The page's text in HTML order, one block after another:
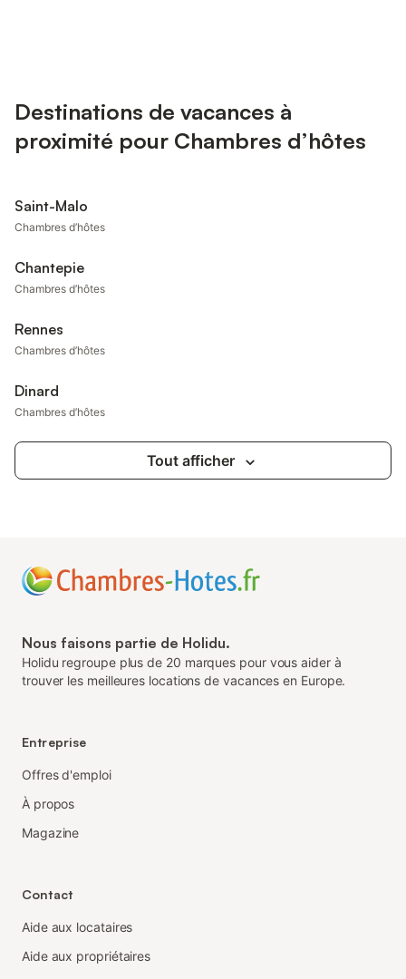
Destinations de vacances à
proximité pour Chambres d’hôtes
Saint-Malo
Chambres d’hôtes
Chantepie
Chambres d’hôtes
Rennes
Chambres d’hôtes
Dinard
Chambres d’hôtes
Tout afficher
Nous faisons partie de Holidu.
Holidu regroupe plus de 20 marques pour vous aider à
trouver les meilleures locations de vacances en Europe.
Entreprise
Offres d'emploi
À propos
Magazine
Contact
Aide aux locataires
Aide aux propriétaires